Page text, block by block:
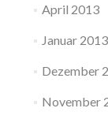
April 2013
Januar 2013
Dezember
November